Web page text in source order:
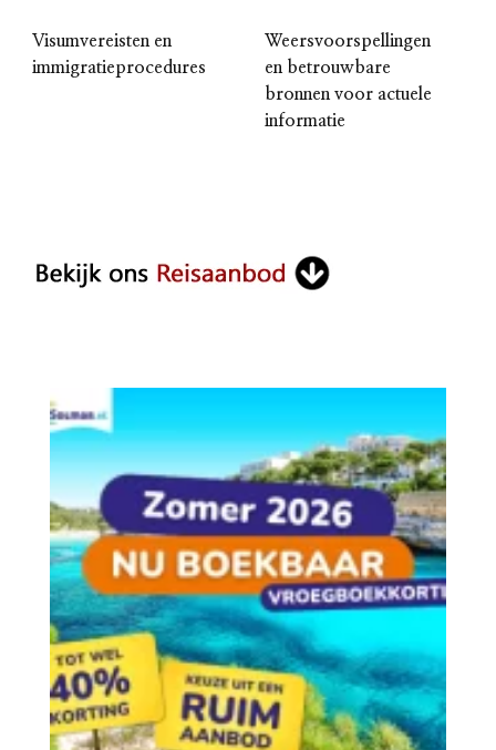
Visumvereisten en
immigratieprocedures
Weersvoorspellingen
en betrouwbare
bronnen voor actuele
informatie